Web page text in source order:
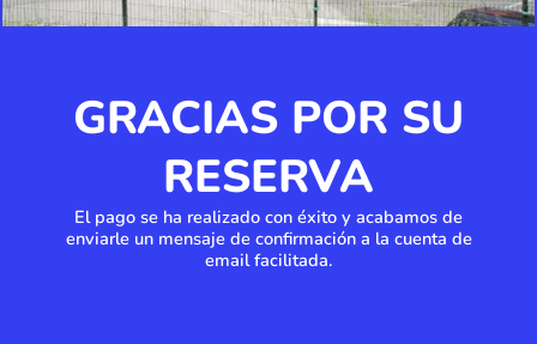
GRACIAS POR SU
RESERVA
El pago se ha realizado con éxito y acabamos de
enviarle un mensaje de confirmación a la cuenta de
email facilitada.